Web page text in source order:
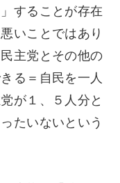
することが存在
いことではあり
主党とその他の
る＝自民を一人
が１、５人分と
たいないという